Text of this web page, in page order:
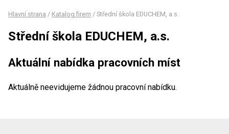
Hlavní strana / Katalog firem / Střední škola EDUCHEM, a.s.
Střední škola EDUCHEM, a.s.
Aktuální nabídka pracovních míst
Aktuálně neevidujeme žádnou pracovní nabídku.